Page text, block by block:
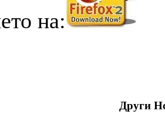
на:
Други